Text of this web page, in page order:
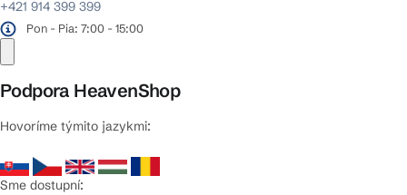
+421 914 399 399
Pon - Pia: 7:00 - 15:00
Podpora HeavenShop
Hovoríme týmito jazykmi:
Sme dostupní: